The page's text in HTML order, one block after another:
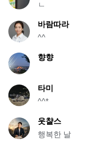
ㄴ
바람따라
^^
향향
타미
^^*
웃챨스
행복한 날